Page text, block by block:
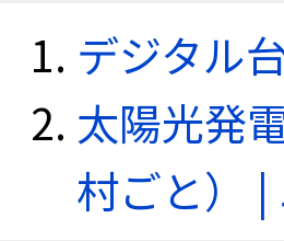
デジタル
太陽光発
村ごと）